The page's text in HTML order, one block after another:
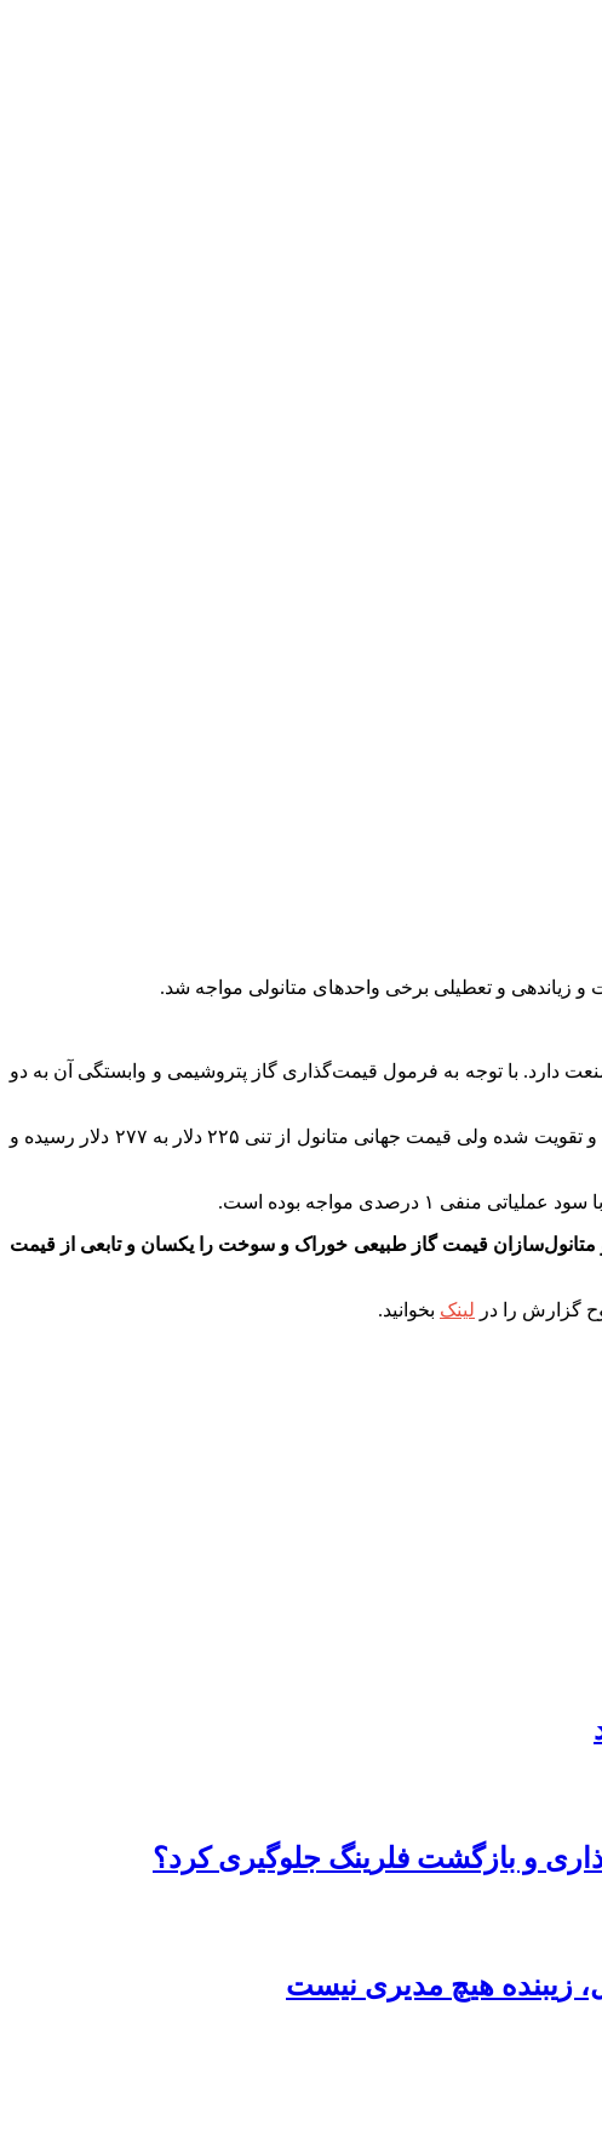
و تعطیلی برخی واحدهای متانولی مواجه شد.
دارد. با توجه به فرمول قیمت‌گذاری گاز پتروشیمی و وابستگی آن به دو
اما در کنار افزایش قیمت گاز، قیمت جهانی اوره نیز از تنی ۲۱۲ دلار به ۵۷۷ دلار رسیده و حاشیه سود پتروشیمی‌های اوره‌ساز حفظ و تقویت شده ولی قیمت جهانی متانول از تنی ۲۲۵ دلار به ۲۷۷ دلار رسیده و
درصدی مواجه بوده است.
متانول‌‌سازان قیمت گاز طبیعی خوراک و سوخت را یکسان و تابعی از قیمت
گزارش را در لینک بخوانید.
و بازگشت فلرینگ جلوگیری کرد؟
زیبنده هیچ مدیری نیست